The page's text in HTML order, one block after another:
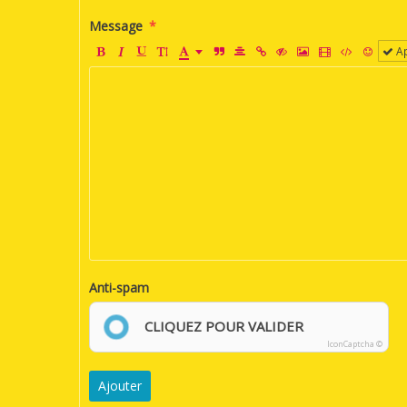
Message
Anti-spam
CLIQUEZ POUR VALIDER
IconCaptcha ©
Ajouter